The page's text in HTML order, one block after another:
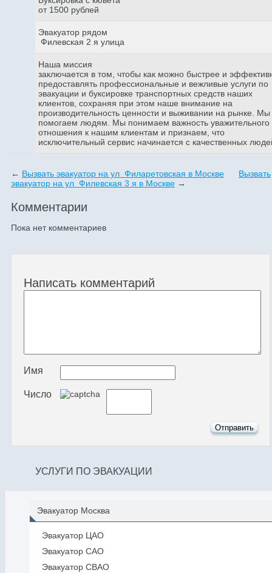
от 1500 рублей
Эвакуатор рядом
Филевская 2 я улица
Наша миссия
заключается в том, чтобы как можно быстрее и
предоставлять профессиональные и вежливые услуги по
эвакуации и буксировке транспортных средств наших
клиентов, сохраняя при этом наше внимание на
производительность ценности и выживании на рынке. Мы
помогаем людям. Мы понимаем важность уважительного
отношения к нашим клиентам и признаем, что
исключительный сервис начинается с качественных
← Вызвать эвакуатор на ул Филаретовская в Москве
Вызвать
эвакуатор на ул Филевская 3 я в Москве →
Комментарии
Пока нет комментариев
Написать комментарий
Имя
Число
УСЛУГИ ПО ЭВАКУАЦИИ
Эвакуатор Москва
Эвакуатор ЦАО
Эвакуатор САО
Эвакуатор СВАО